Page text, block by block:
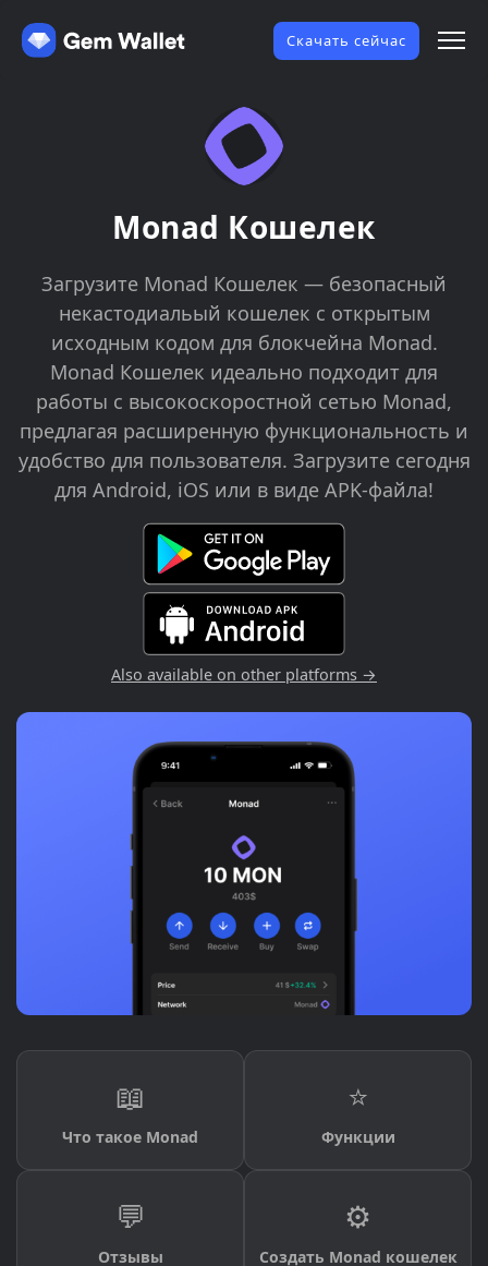
Скачать сейчас
Monad Кошелек
Загрузите Monad Кошелек — безопасный
некастодиальый кошелек с открытым
исходным кодом для блокчейна Monad.
Monad Кошелек идеально подходит для
работы с высокоскоростной сетью Monad,
предлагая расширенную функциональность и
удобство для пользователя. Загрузите сегодня
для Android, iOS или в виде APK-файла!
Also available on other platforms →
📖
Что такое Monad
⭐
Функции
💬
Отзывы
⚙️
Создать Monad кошелек